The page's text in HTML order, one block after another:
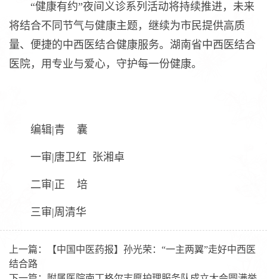
“健康有约”夜间义诊系列活动将持续推进，未来
将结合不同节气与健康主题，继续为市民提供高质
量、便捷的中西医结合健康服务。湖南省中西医结合
医院，用专业与爱心，守护每一份健康。
编辑|青 囊
一审|唐卫红 张湘卓
二审|正 培
三审|周清华
上一篇：
【中国中医药报】孙光荣：“一主两翼”走好中西医
结合路